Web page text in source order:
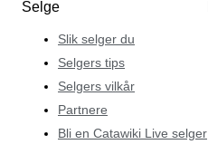
Selge
Slik selger du
Selgers tips
Selgers vilkår
Partnere
Bli en Catawiki Live selger